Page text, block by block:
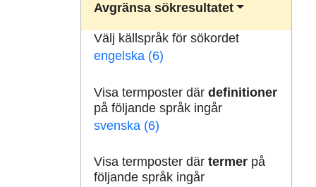
Avgränsa sökresultatet
Välj källspråk för sökordet
engelska (6)
Visa termposter där definitioner
på följande språk ingår
svenska (6)
Visa termposter där termerpå
följande språk ingår